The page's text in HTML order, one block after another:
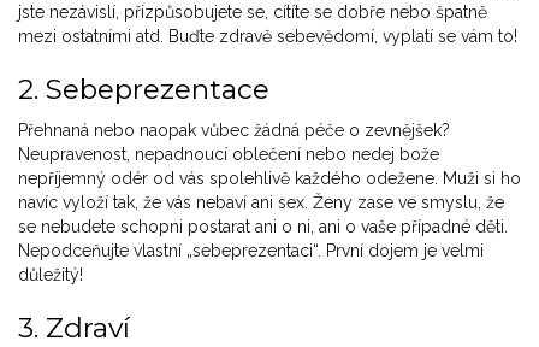
jste nezávislí, přizpůsobujete se, cítíte se dobře nebo špatně
mezi ostatními atd. Buďte zdravě sebevědomí, vyplatí se vám to!
2. Sebeprezentace
Přehnaná nebo naopak vůbec žádná péče o zevnějšek?
Neupravenost, nepadnoucí oblečení nebo nedej bože
nepříjemný odér od vás spolehlivě každého odežene. Muži si ho
navíc vyloží tak, že vás nebaví ani sex. Ženy zase ve smyslu, že
se nebudete schopni postarat ani o ni, ani o vaše případné děti.
Nepodceňujte vlastní „sebeprezentaci“. První dojem je velmi
důležitý!
3. Zdraví